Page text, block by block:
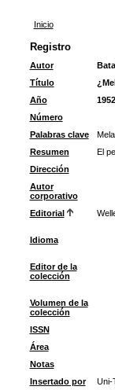
Inicio
Registro
Autor
Título
Año
1952
Número
Palabras clave
Resumen
El
Dirección
Autor
corporativo
Editorial
Idioma
Editor de la
colección
Volumen de la
colección
ISSN
Área
Notas
Insertado por
Uni-